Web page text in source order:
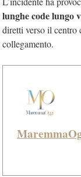
lunghe code lungo
diretti verso il centro
collegamento.